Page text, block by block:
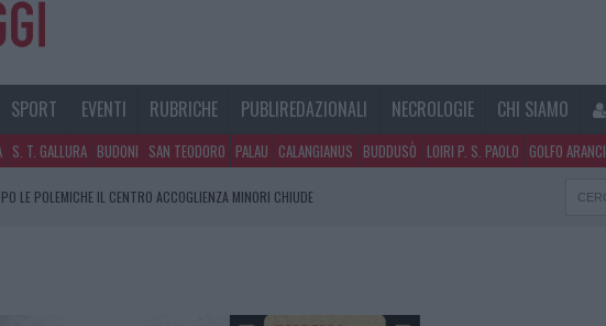
SPORT EVENTI RUBRICHE PUBLIREDAZIONALI NECROLOGIE CHI SIAMO
S. T. GALLURA BUDONI SAN TEODORO PALAU CALANGIANUS BUDDUSÒ LOIRI P. S. PAOLO GOLFO ARANCI
LE POLEMICHE IL CENTRO ACCOGLIENZA MINORI CHIUDE